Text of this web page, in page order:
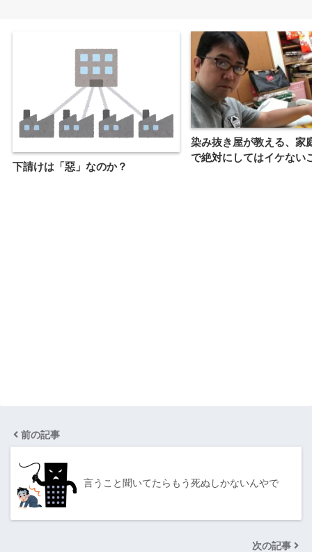
下請けは「惡」なのか？
染み抜き屋が教える、家
で絶対にしてはイケない
前の記事
言うこと聞いてたらもう死ぬしかないんやで
次の記事